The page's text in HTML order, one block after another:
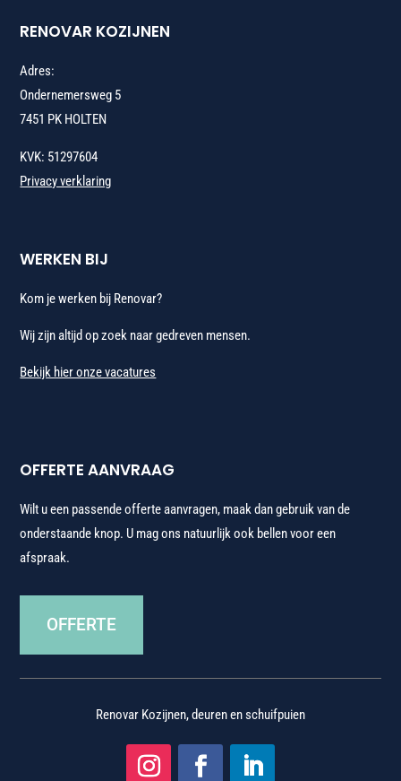
RENOVAR KOZIJNEN
Adres:
Ondernemersweg 5
7451 PK HOLTEN
KVK: 51297604
Privacy verklaring
WERKEN BIJ
Kom je werken bij Renovar?
Wij zijn altijd op zoek naar gedreven mensen.
Bekijk hier onze vacatures
OFFERTE AANVRAAG
Wilt u een passende offerte aanvragen, maak dan gebruik van de
onderstaande knop. U mag ons natuurlijk ook bellen voor een
afspraak.
OFFERTE
Renovar Kozijnen, deuren en schuifpuien